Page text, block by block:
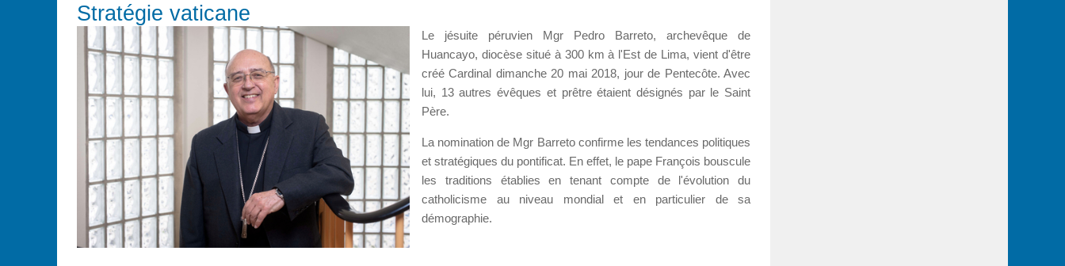
Stratégie vaticane
Le jésuite péruvien Mgr Pedro Barreto, archevêque de
Huancayo, diocèse situé à 300 km à l'Est de Lima, vient d'être
créé Cardinal dimanche 20 mai 2018, jour de Pentecôte. Avec
lui, 13 autres évêques et prêtre étaient désignés par le Saint
Père.
La nomination de Mgr Barreto confirme les tendances politiques
et stratégiques du pontificat. En effet, le pape François bouscule
les traditions établies en tenant compte de l'évolution du
catholicisme au niveau mondial et en particulier de sa
démographie.